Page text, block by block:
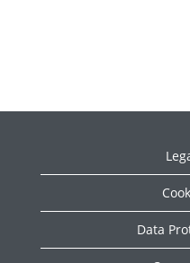
Data